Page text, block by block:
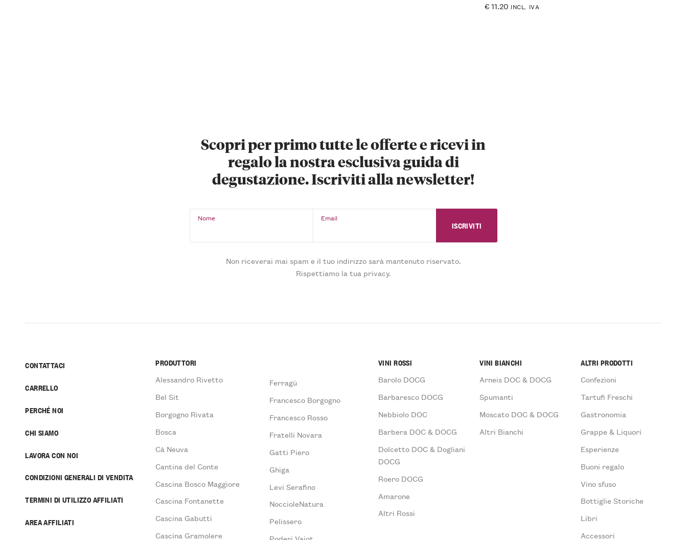
€11.20 INCL. IVA
Scopri per primo tutte le offerte e ricevi in
regalo la nostra esclusiva guida di
degustazione. Iscriviti alla newsletter!
Nome Email
Non riceverai mai spam e il tuo indirizzo sarà mantenuto riservato.
Rispettiamo la tua privacy.
CONTATTACI
CARRELLO
PERCHÉ NOI
CHI SIAMO
LAVORA CON NOI
CONDIZIONI GENERALI DI VENDITA
TERMINI DI UTILIZZO AFFILIATI
AREA AFFILIATI
PRODUTTORI
Alessandro Rivetto
Bel Sit
Borgogno Rivata
Bosca
Cà Neuva
Cantina del Conte
Cascina Bosco Maggiore
Cascina Fontanette
Cascina Gabutti
Cascina Gramolere
Ferragù
Francesco Borgogno
Francesco Rosso
Fratelli Novara
Gatti Piero
Ghiga
Levi Serafino
NoccioleNatura
Pelissero
VINI ROSSI
Barolo DOCG
Barbaresco DOCG
Nebbiolo DOC
Barbera DOC & DOCG
Dolcetto DOC & Dogliani
DOCG
Roero DOCG
Amarone
Altri Rossi
VINI BIANCHI
Arneis DOC & DOCG
Spumanti
Moscato DOC & DOCG
Altri Bianchi
ALTRI PRODOTTI
Confezioni
Tartufi Freschi
Gastronomia
Grappe & Liquori
Esperienze
Buoni regalo
Vino sfuso
Bottiglie Storiche
Libri
Accessori